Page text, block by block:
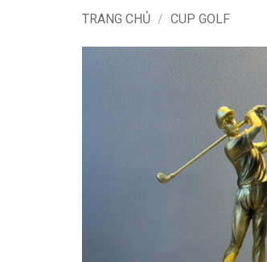
TRANG CHỦ / CUP GOLF